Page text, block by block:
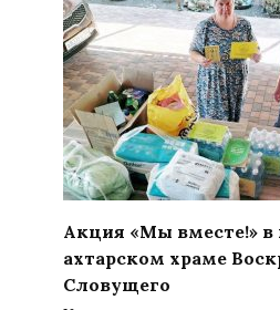
Акция «Мы вместе!»
ахтарском храме
Словущего